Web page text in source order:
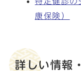
康保険）
詳しい情報